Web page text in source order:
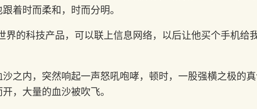
着时而柔和，时而分明。
界的科技产品，可以联上信息网络，以后让他买个手机给
之内，突然响起一声怒吼咆哮，顿时，一股强横之极的
，大量的血沙被吹飞。